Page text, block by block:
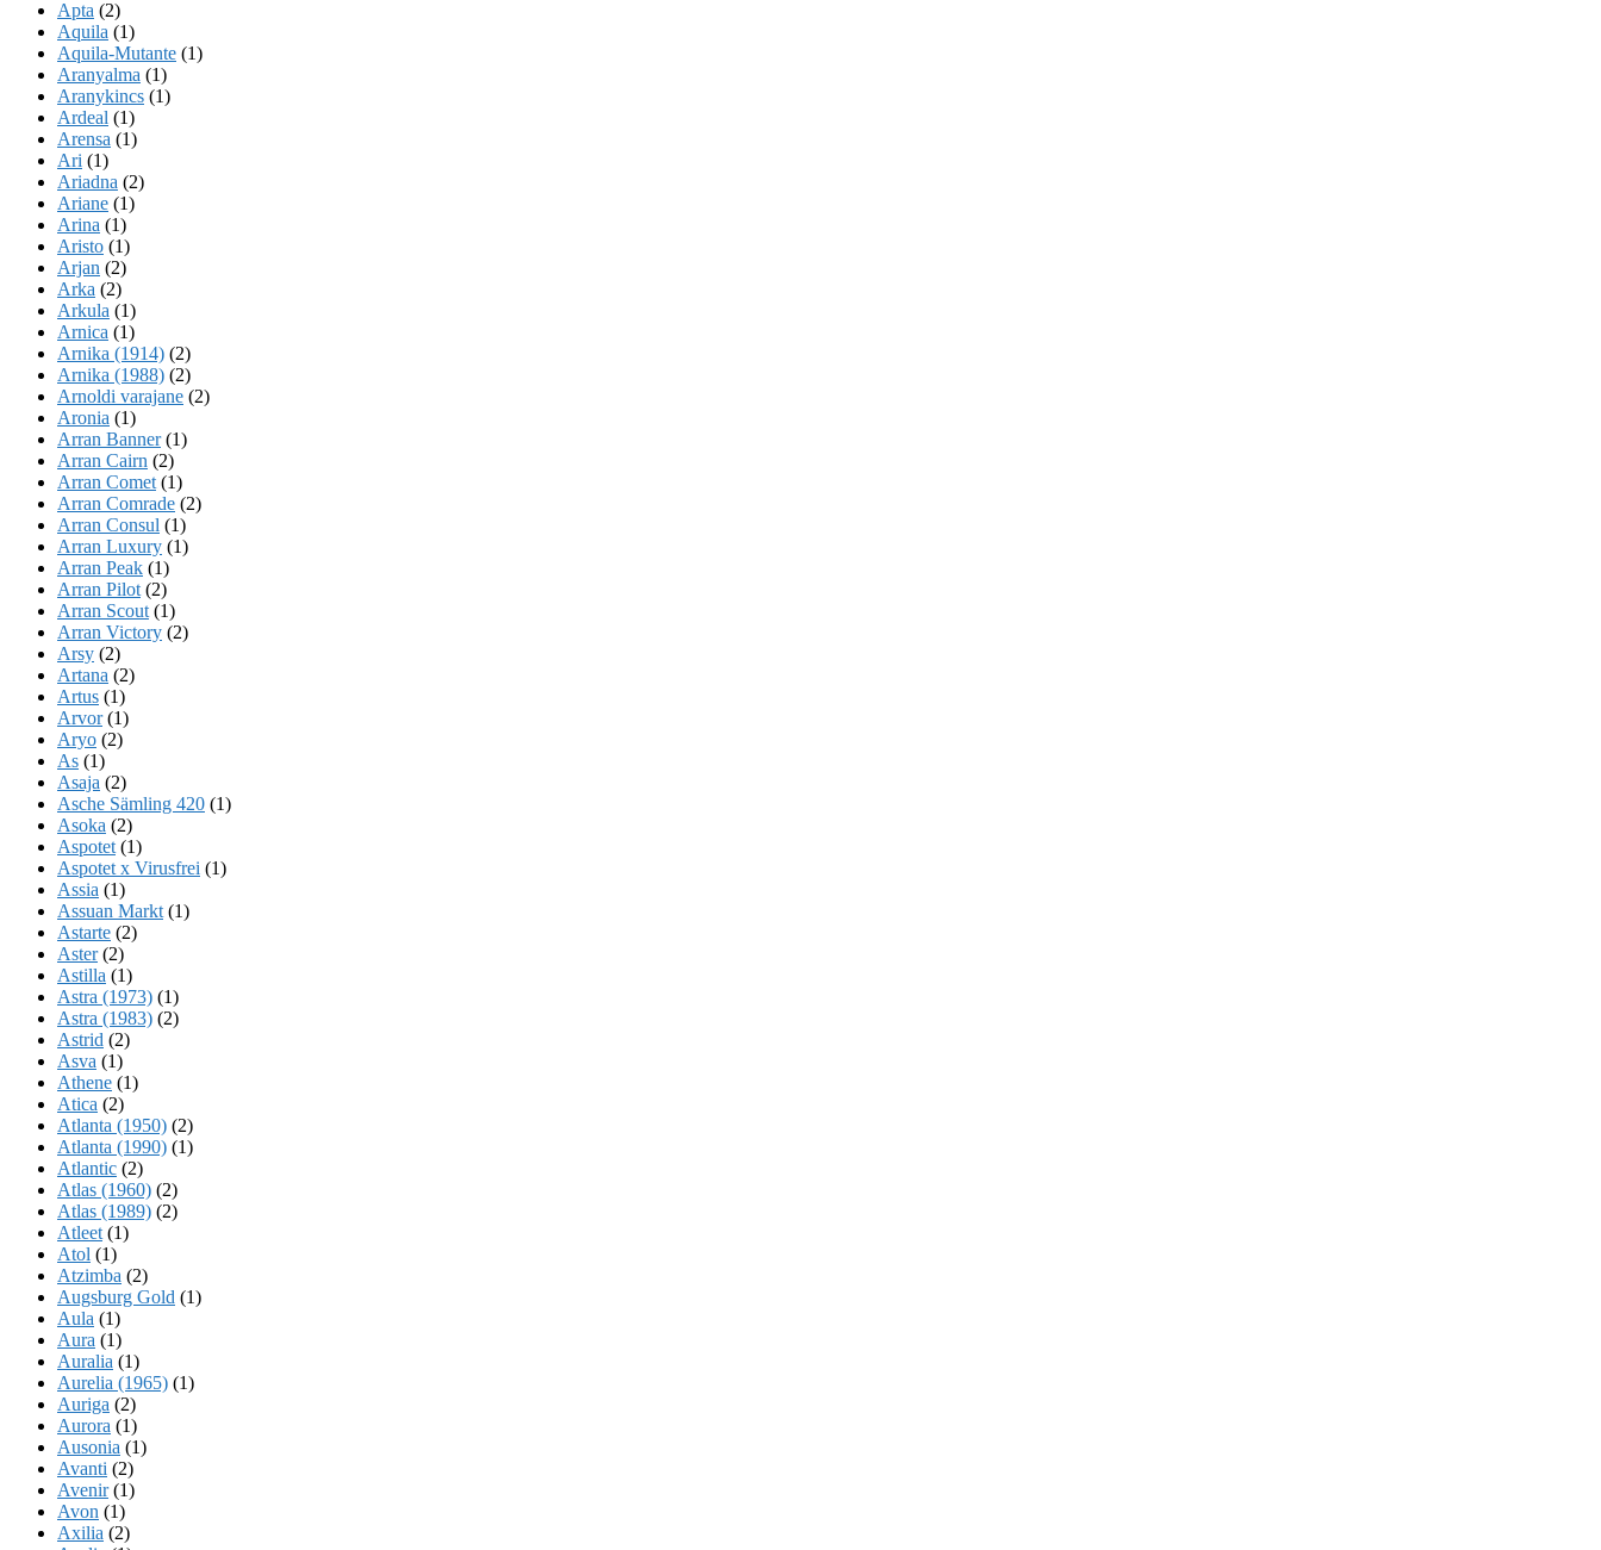
Apta (2)
Aquila (1)
Aquila-Mutante (1)
Aranyalma (1)
Aranykincs (1)
Ardeal (1)
Arensa (1)
Ari (1)
Ariadna (2)
Ariane (1)
Arina (1)
Aristo (1)
Arjan (2)
Arka (2)
Arkula (1)
Arnica (1)
Arnika (1914) (2)
Arnika (1988) (2)
Arnoldi varajane (2)
Aronia (1)
Arran Banner(1)
Arran Cairn (2)
Arran Comet (1)
Arran Comrade (2)
Arran Consul (1)
Arran Luxury (1)
Arran Peak (1)
Arran Pilot (2)
Arran Scout (1)
Arran Victory (2)
Arsy (2)
Artana (2)
Artus (1)
Arvor(1)
Aryo (2)
As (1)
Asaja (2)
Asche Sämling 420 (1)
Asoka (2)
Aspotet (1)
Aspotet x Virusfrei (1)
Assia (1)
Assuan Markt (1)
Astarte (2)
Aster(2)
Astilla (1)
Astra (1973) (1)
Astra (1983) (2)
Astrid (2)
Asva (1)
Athene (1)
Atica (2)
Atlanta (1950) (2)
Atlanta (1990) (1)
Atlantic (2)
Atlas (1960) (2)
Atlas (1989) (2)
Atleet (1)
Atol (1)
Atzimba (2)
Augsburg Gold (1)
Aula (1)
Aura (1)
Auralia (1)
Aurelia (1965) (1)
Auriga (2)
Aurora (1)
Ausonia (1)
Avanti (2)
Avenir(1)
Avon (1)
Axilia (2)